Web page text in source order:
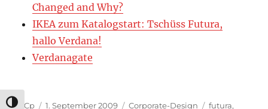
UMSCHALTEN AUF HOHE KONTRASTE
Changed and Why?
IKEA zum Katalogstart: Tschüss Futura,
hallo Verdana!
Verdanagate
Autor
sCp Veröffentlicht
1. September 2009 Kategorien
Corporate-Design Schlagwörter
futura,